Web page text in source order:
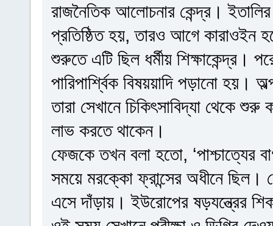
রাজনৈতিক আলোচনার কেন্দ্র।
প্রতিষ্ঠিত হয়, তারও আগে কারাওইন
শুরুতে এটি ছিল ধর্মীয় শিক্ষাকেন্দ্র।
পারিপার্শ্বিক বিষয়য়াদি পড়ানো হয়।
তারা সেখানে চিকিৎসাবিদ্যা থেকে
লাভ করতে থাকেন।
ফেজকে তখন বলা হতো, ‘পাশ্চাত্যের
সময়ে মরক্কো ফ্রান্সের অধীনে ছিল।
এসে দাঁড়ায়। ইউরোপের ষড়যন্ত্রের